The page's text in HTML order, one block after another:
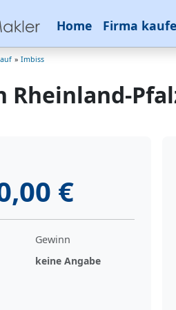
Home Firma
» Imbiss
Rheinland-
€
Gewinn
keine Angabe